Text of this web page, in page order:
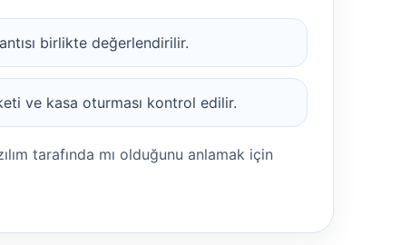
birlikte değerlendirilir.
ve kasa oturması kontrol edilir.
tarafında mı olduğunu anlamak için